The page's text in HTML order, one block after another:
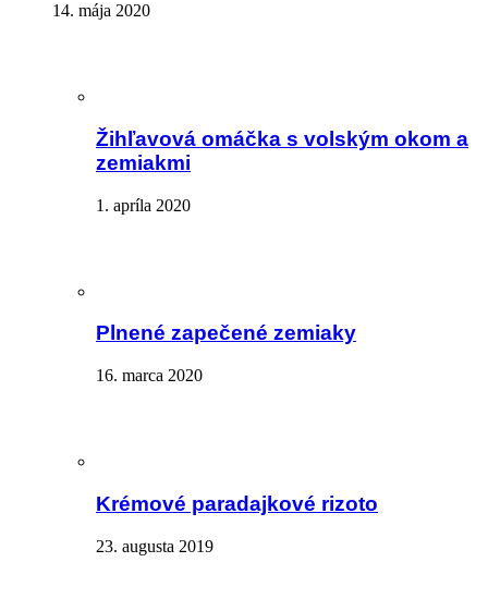
14. mája 2020
Žihľavová omáčka s volským okom a
zemiakmi
1. apríla 2020
Plnené zapečené zemiaky
16. marca 2020
Krémové paradajkové rizoto
23. augusta 2019